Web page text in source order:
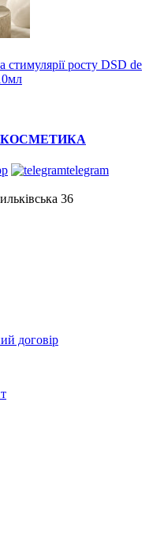
росту DSD de
КОСМЕТИКА
telegram
36
договір